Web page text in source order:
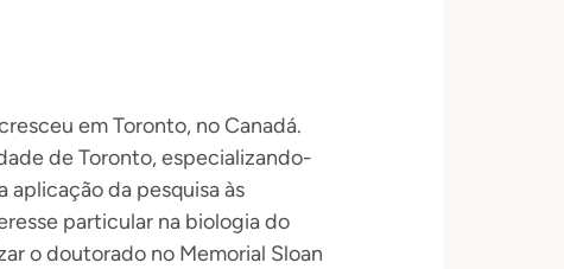
em Toronto, no Canadá.
de Toronto, especializando-
aplicação da pesquisa às
particular na biologia do
o doutorado no Memorial Sloan